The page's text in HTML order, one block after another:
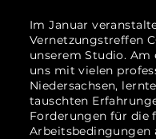
Im Januar
Vernetzungstreffen
unserem Studio.
uns mit vielen
Niedersachsen,
tauschten
Forderungen für die
Arbeitsbedingungen